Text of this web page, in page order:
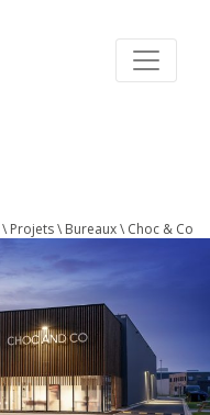
\ Projets\ Bureaux\ Choc & Co